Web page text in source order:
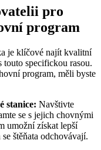
pro
program
je klíčové najít kvalitní
touto specifickou rasou.
program, měli byste
stanice: Navštivte
se s jejich chovnými
umožní získat lepší
štěňata odchovávají.